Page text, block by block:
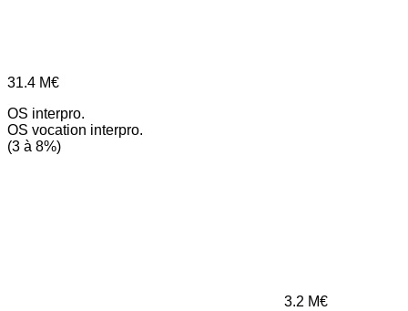
31.4 M€
OS interpro.
OS vocation interpro.
(3 à 8%)
3.2 M€